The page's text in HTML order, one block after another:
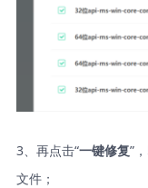
3、再点击“一键修复”
文件；